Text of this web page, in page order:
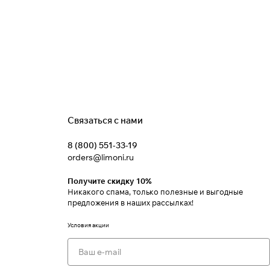
Связаться с нами
8 (800) 551-33-19
orders@limoni.ru
Получите скидку 10%
Никакого спама, только полезные и выгодные
предложения в наших рассылках!
Условия акции